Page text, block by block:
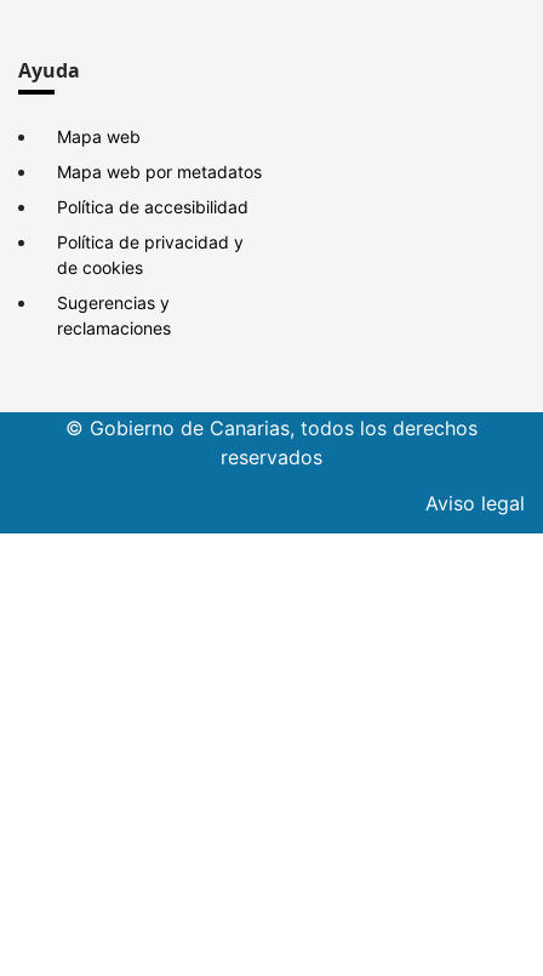
Ayuda
Mapa web
Mapa web por metadatos
Política de accesibilidad
Política de privacidad y
de cookies
Sugerencias y
reclamaciones
© Gobierno de Canarias, todos los derechos
reservados
Aviso legal